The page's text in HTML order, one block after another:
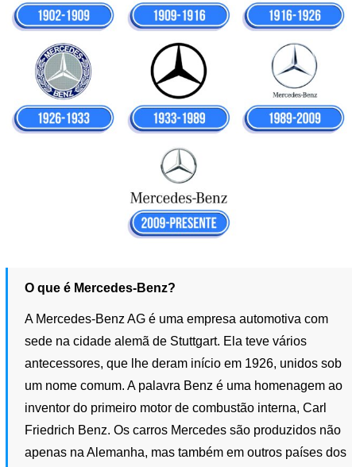
O que é Mercedes-Benz?
A Mercedes-Benz AG é uma empresa automotiva com
sede na cidade alemã de Stuttgart. Ela teve vários
antecessores, que lhe deram início em 1926, unidos sob
um nome comum. A palavra Benz é uma homenagem ao
inventor do primeiro motor de combustão interna, Carl
Friedrich Benz. Os carros Mercedes são produzidos não
apenas na Alemanha, mas também em outros países dos